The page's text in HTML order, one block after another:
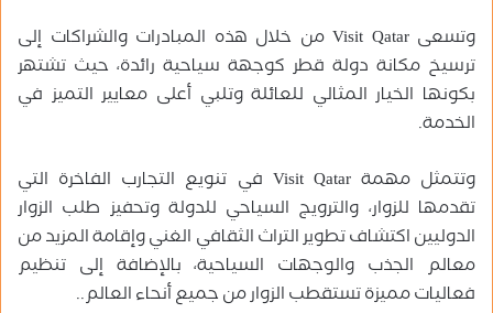
وتسعى Visit Qatar من خلال هذه المبادرات والشراكات إلى
ترسيخ مكانة دولة قطر كوجهة سياحية رائدة، حيث تشتهر
بكونها الخيار المثالي للعائلة وتلبي أعلى معايير التميز في
الخدمة.
وتتمثل مهمة Visit Qatar في تنويع التجارب الفاخرة التي
تقدمها للزوار، والترويج السياحي للدولة وتحفيز طلب الزوار
الدوليين اكتشاف تطوير التراث الثقافي الغني وإقامة المزيد من
معالم الجذب والوجهات السياحية، بالإضافة إلى تنظيم
فعاليات مميزة تستقطب الزوار من جميع أنحاء العالم..